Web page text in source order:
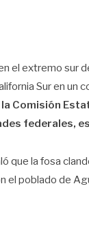
el extremo sur
Sur en un
Comisión
federales,
que la fosa
poblado de